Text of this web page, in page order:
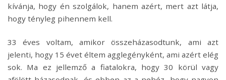
kívánja, hogy én szolgálok, hanem azért, mert azt látja,
hogy tényleg pihennem kell.
33 éves voltam, amikor összeházasodtunk, ami azt
jelenti, hogy 15 évet éltem agglegényként, ami azért elég
sok. Ma ez jellemző a fiatalokra, hogy 30 körül vagy